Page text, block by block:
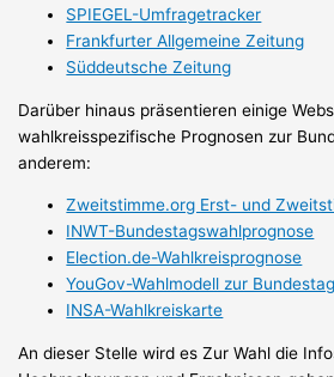
SPIEGEL-Umfragetracker
Frankfurter Allgemeine Zeitung
Süddeutsche Zeitung
Darüber hinaus präsentieren einige
wahlkreisspezifische Prognosen zur
anderem:
Zweitstimme.org Erst- und
INWT-Bundestagswahlprognose
Election.de-Wahlkreisprognose
YouGov-Wahlmodell zur
INSA-Wahlkreiskarte
An dieser Stelle wird es Zur Wahl die